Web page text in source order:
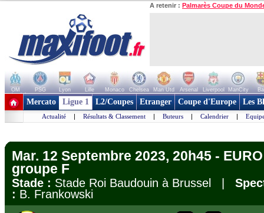
A retenir : Palmarès Coupe du
OM PSG Lyon Lille Monaco Chelsea Man Utd Arsenal Liverpool ManCity
+ de clubs
Mercato Ligue 1 L2/Coupes Etranger Coupe d'Europe Les
Actualité | Résultats & Classement | Buteurs | Calendrier |
Mar. 12 Septembre 2023, 20h45 -
groupe F
Stade : Stade Roi Baudouin à Brussel |
: B. Frankowski